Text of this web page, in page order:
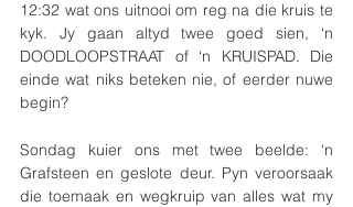
12:32 wat ons uitnooi om reg na die kruis te
kyk. Jy gaan altyd twee goed sien, ‘n
DOODLOOPSTRAAT of ‘n KRUISPAD. Die
einde wat niks beteken nie, of eerder nuwe
begin?
Sondag kuier ons met twee beelde: ‘n
Grafsteen en geslote deur. Pyn veroorsaak
die toemaak en wegkruip van alles wat my